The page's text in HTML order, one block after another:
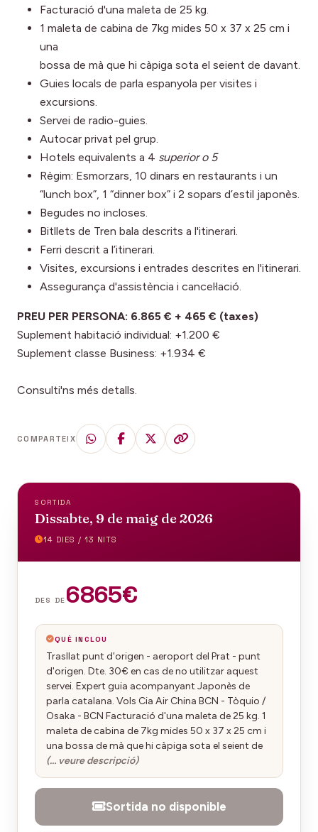
Facturació d'una maleta de 25 kg.
1 maleta de cabina de 7kg mides 50 x 37 x 25 cm i
una
bossa de mà que hi càpiga sota el seient de davant.
Guies locals de parla espanyola per visites i
excursions.
Servei de radio-guies.
Autocar privat pel grup.
Hotels equivalents a 4 superior o 5
Règim: Esmorzars, 10 dinars en restaurants i un
“lunch box”, 1 “dinner box” i 2 sopars d’estil japonès.
Begudes no incloses.
Bitllets de Tren bala descrits a l'itinerari.
Ferri descrit a l’itinerari.
Visites, excursions i entrades descrites en l'itinerari.
Assegurança d'assistència i cancel·lació.
PREU PER PERSONA: 6.865 € + 465 € (taxes)
Suplement habitació individual: +1.200 €
Suplement classe Business: +1.934 €
Consulti'ns més detalls.
COMPARTEIX
SORTIDA
Dissabte, 9 de maig de 2026
14 DIES / 13 NITS
DES DE 6865€
QUÈ INCLOU
Trasllat punt d'origen - aeroport del Prat - punt
d'origen. Dte. 30€ en cas de no utilitzar aquest
servei. Expert guia acompanyant Japonès de
parla catalana. Vols Cia Air China BCN - Tòquio /
Osaka - BCN Facturació d'una maleta de 25 kg. 1
maleta de cabina de 7kg mides 50 x 37 x 25 cm i
una bossa de mà que hi càpiga sota el seient de
(… veure descripció)
Sortida no disponible